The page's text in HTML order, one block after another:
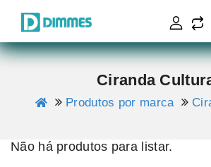
Ciranda
Produtos por marca
Não há produtos para listar.